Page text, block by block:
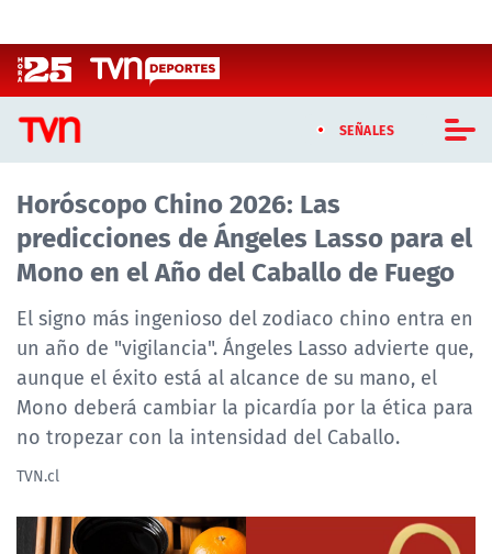
SEÑALES
CASTING MASTERCHEF CHILE
CASTING TVN VERTICAL
TVN VERTICAL
TVN PLAY
PROGRAMAS
TELESERIES
NTV
Horóscopo Chino 2026: Las
predicciones de Ángeles Lasso para el
Mono en el Año del Caballo de Fuego
El signo más ingenioso del zodiaco chino entra en
un año de "vigilancia". Ángeles Lasso advierte que,
aunque el éxito está al alcance de su mano, el
Mono deberá cambiar la picardía por la ética para
no tropezar con la intensidad del Caballo.
TVN.cl